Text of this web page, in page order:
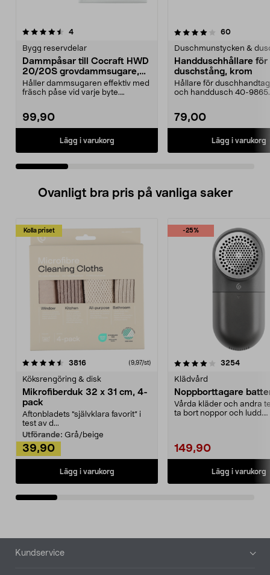
4recensioner
Bygg reservdelar
Dammpåsar till Cocraft HWD
20/20S grovdammsugare,
5-pack
Håller dammsugaren effektiv med
fräsch påse vid varje byte.
99,90
Lägg i varukorg
4.0 av 5 stjärnor 60
Duschmunstycken &
Handduschhållare
duschstång, krom
Hållare för
och handdusch 40-
79,00
Lägg i varukorg
4.0 av 5 stjärnor
Ovanligt bra pris på vanliga saker
Kolla priset
3816recensioner (9,97/st)
Köksrengöring & disk
Mikrofiberduk 32 x 31 cm, 4-
pack
Aftonbladets "självklara favorit” i
test av d...
Utförande: Grå/beige
39,90
Lägg i varukorg
-25%
4.0av 5 stjärnor 3254
Klädvård
Noppborttagare
Vårda kläder och andra
ta bort noppor och ludd.
149,90
Lägg i varukorg
4.5av 5 stjärnor
Sidfot
Kundservice